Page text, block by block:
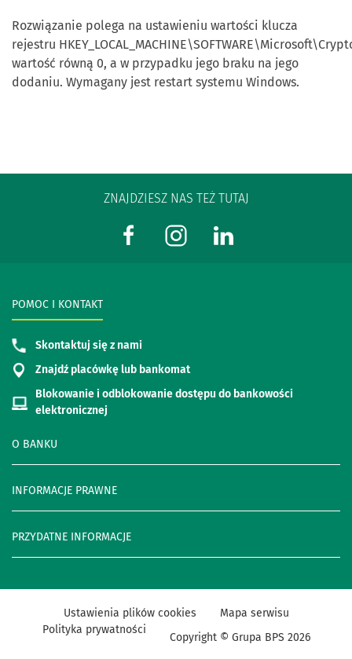
Rozwiązanie polega na ustawieniu wartości klucza
rejestru
wartość równą 0, a w przypadku jego braku na jego
dodaniu. Wymagany jest restart systemu Windows.
ZNAJDZIESZ NAS TEŻ TUTAJ
O BANKU
INFORMACJE PRAWNE
PRZYDATNE INFORMACJE
POMOC I KONTAKT
Skontaktuj się z nami
Znajdź placówkę lub bankomat
Blokowanie i odblokowanie dostępu do bankowości
elektronicznej
Ustawienia plików cookies
Mapa serwisu
Polityka prywatności
Copyright © Grupa BPS 2026